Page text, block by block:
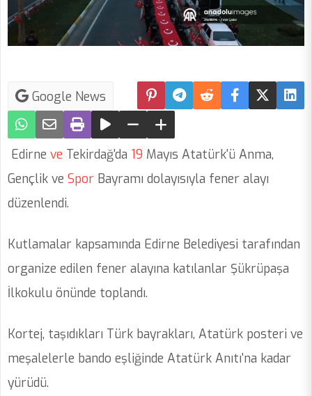
Google News
Edirne ve Tekirdağ'da 19 Mayıs Atatürk'ü Anma,
Gençlik ve Spor Bayramı dolayısıyla fener alayı
düzenlendi.
Kutlamalar kapsamında Edirne Belediyesi tarafından
organize edilen fener alayına katılanlar Şükrüpaşa
İlkokulu önünde toplandı.
Kortej, taşıdıkları Türk bayrakları, Atatürk posteri ve
meşalelerle bando eşliğinde Atatürk Anıtı'na kadar
yürüdü.